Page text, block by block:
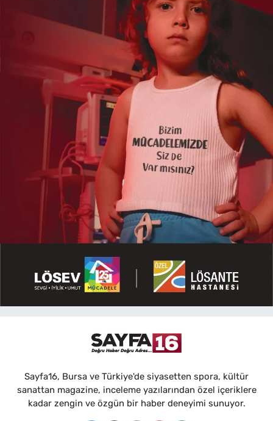
Sayfa16, Bursa ve Türkiye'de siyasetten spora, kültür
sanattan magazine, inceleme yazılarından özel içeriklere
kadar zengin ve özgün bir haber deneyimi sunuyor.